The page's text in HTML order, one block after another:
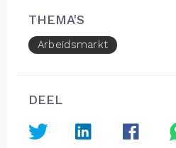
THEMA'S
Arbeidsmarkt
DEEL